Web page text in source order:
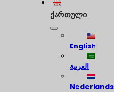
ქართული
English
العربية
Nederlands